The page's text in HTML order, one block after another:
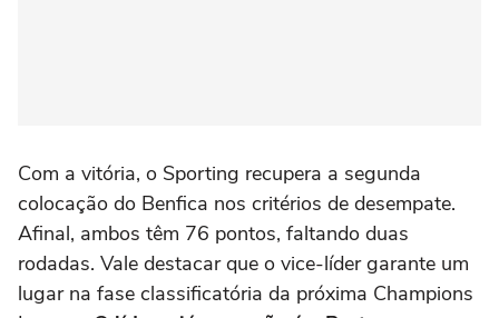
Com a vitória, o Sporting recupera a segunda
colocação do Benfica nos critérios de desempate.
Afinal, ambos têm 76 pontos, faltando duas
rodadas. Vale destacar que o vice-líder garante um
lugar na fase classificatória da próxima Champions